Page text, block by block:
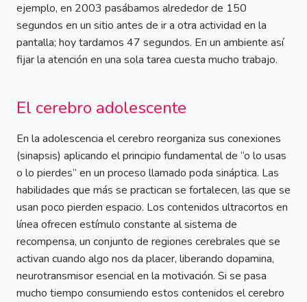
ejemplo, en 2003 pasábamos alrededor de 150
segundos en un sitio antes de ir a otra actividad en la
pantalla; hoy tardamos 47 segundos. En un ambiente así
fijar la atención en una sola tarea cuesta mucho trabajo.
El cerebro adolescente
En la adolescencia el cerebro reorganiza sus conexiones
(sinapsis) aplicando el principio fundamental de “o lo usas
o lo pierdes” en un proceso llamado poda sináptica. Las
habilidades que más se practican se fortalecen, las que se
usan poco pierden espacio. Los contenidos ultracortos en
línea ofrecen estímulo constante al sistema de
recompensa, un conjunto de regiones cerebrales que se
activan cuando algo nos da placer, liberando dopamina,
neurotransmisor esencial en la motivación. Si se pasa
mucho tiempo consumiendo estos contenidos el cerebro